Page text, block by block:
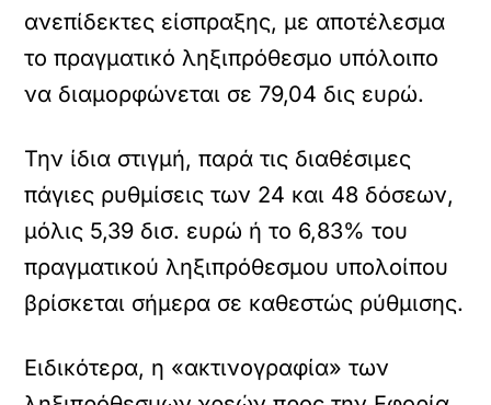
ανεπίδεκτες είσπραξης, με αποτέλεσμα
το πραγματικό ληξιπρόθεσμο υπόλοιπο
να διαμορφώνεται σε 79,04 δις ευρώ.
Την ίδια στιγμή, παρά τις διαθέσιμες
πάγιες ρυθμίσεις των 24 και 48 δόσεων,
μόλις 5,39 δισ. ευρώ ή το 6,83% του
πραγματικού ληξιπρόθεσμου υπολοίπου
βρίσκεται σήμερα σε καθεστώς ρύθμισης.
Ειδικότερα, η «ακτινογραφία» των